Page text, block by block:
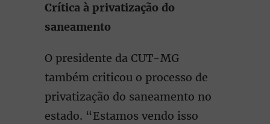
Crítica à privatização do
saneamento
O presidente da CUT-MG
também criticou o processo de
privatização do saneamento no
estado. “Estamos vendo isso